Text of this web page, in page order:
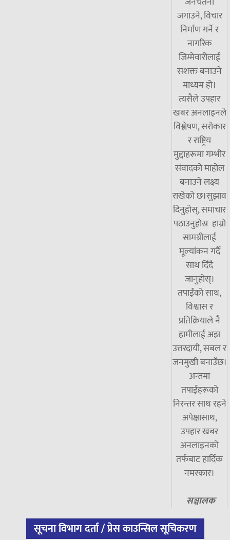
जगाउने, विचार
निर्माण गर्ने र
नागरिक
जिम्मेवारीलाई
सशक्त बनाउने
माध्यम हो।
त्यसैले उपहार
खबर अनलाइनले
विश्लेषण, सरोकार
र राष्ट्रिय
मुद्दाहरूमा गम्भीर
संवादको माहोल
बनाउने लक्ष्य
राखेको छ।सुझाव
दिनुहोस्, समाचार
पठाउनुहोस्र हाम्रो
सामग्रीलाई
मूल्यांकन गर्दै
साथ दिँदै
जानुहोस्।
तपाईंको साथ,
विश्वास र
प्रतिक्रियाले नै
हामीलाई अझ
उत्तरदायी, सबल र
जनमुखी बनाउँछ।
अन्तमा
तपाईंहरूको
निरन्तर साथ रहने
अपेक्षासाथ,
उपहार खबर
अनलाइनको
तर्फबाट हार्दिक
नमस्कार।
सञ्चालक
सूचना विभाग दर्ता / प्रेस काउन्सिल सूचिकरण